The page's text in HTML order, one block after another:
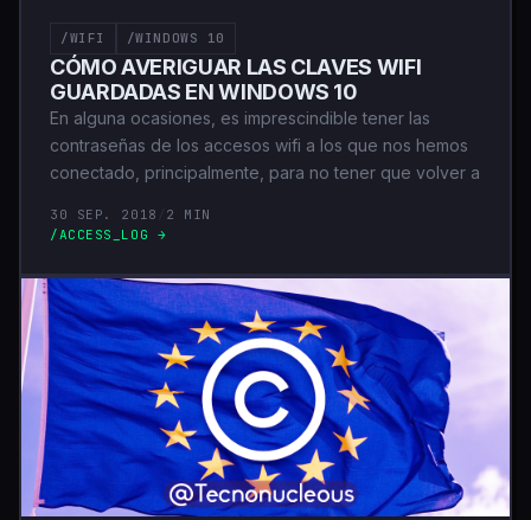
/WIFI /WINDOWS 10
CÓMO AVERIGUAR LAS CLAVES WIFI
GUARDADAS EN WINDOWS 10
En alguna ocasiones, es imprescindible tener las
contraseñas de los accesos wifi a los que nos hemos
conectado, principalmente, para no tener que volver a
30 SEP. 2018
2 MIN
/ACCESS_LOG →